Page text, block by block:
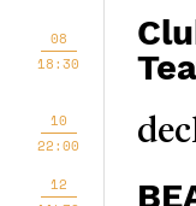
08
18:30
10
22:00
12